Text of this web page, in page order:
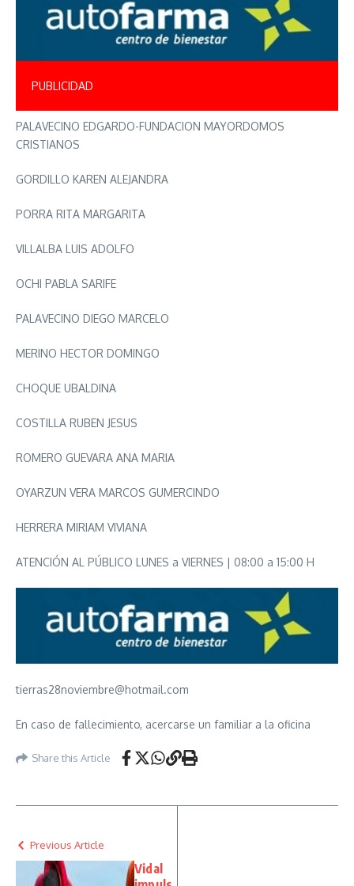
PUBLICIDAD
PALAVECINO EDGARDO-FUNDACION MAYORDOMOS
CRISTIANOS
GORDILLO KAREN ALEJANDRA
PORRA RITA MARGARITA
VILLALBA LUIS ADOLFO
OCHI PABLA SARIFE
PALAVECINO DIEGO MARCELO
MERINO HECTOR DOMINGO
CHOQUE UBALDINA
COSTILLA RUBEN JESUS
ROMERO GUEVARA ANA MARIA
OYARZUN VERA MARCOS GUMERCINDO
HERRERA MIRIAM VIVIANA
ATENCIÓN AL PÚBLICO LUNES a VIERNES | 08:00 a 15:00 H
tierras28noviembre@hotmail.com
En caso de fallecimiento, acercarse un familiar a la oficina
Share this Article
Previous Article
Vidal